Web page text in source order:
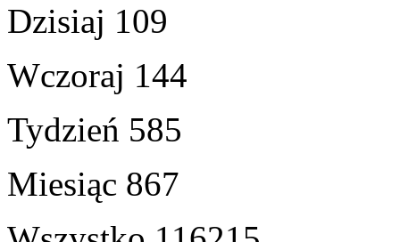
Dzisiaj 109
Wczoraj 144
Tydzień 585
Miesiąc 867